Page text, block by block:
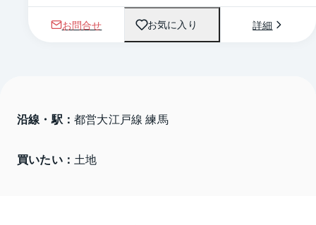
お問合せ お気に入り 詳細
沿線・駅： 都営大江戸線 練馬
買いたい： 土地